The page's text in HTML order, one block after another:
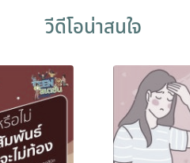
วีดีโอน่าสนใจ